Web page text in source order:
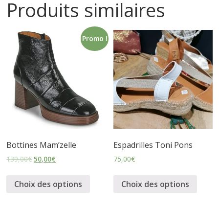
t
h
a
u
s
s
u
Produits similaires
Promo !
Bottines Mam’zelle
139,00€ 50,00€
Choix des options
Espadrilles Toni Pons
75,00€
Choix des options